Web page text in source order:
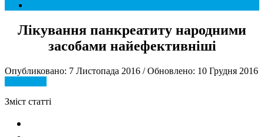
Лікування панкреатиту народними
засобами найефективніші
Опубликовано: 7 Листопада 2016 / Обновлено: 10 Грудня 2016
Зміст статті